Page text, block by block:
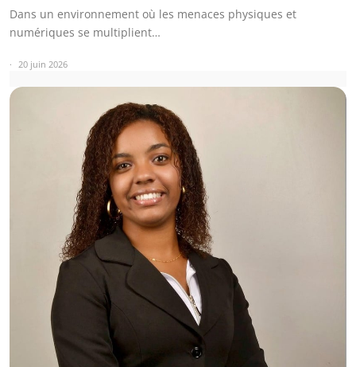
Dans un environnement où les menaces physiques et
numériques se multiplient…
20 juin 2026